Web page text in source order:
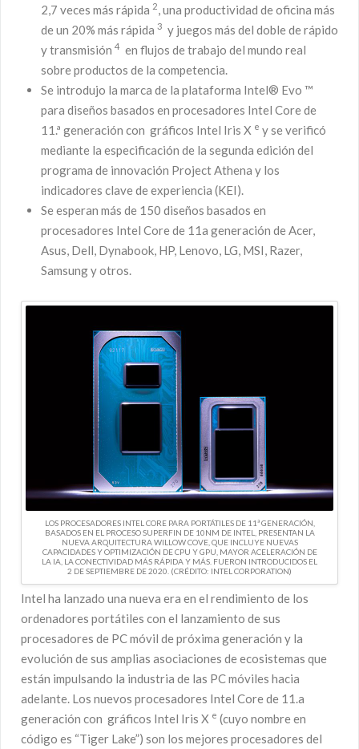
2,7 veces más rápida 2, una productividad de oficina más
de un 20% más rápida 3 y juegos más del doble de rápido
y transmisión 4 en flujos de trabajo del mundo real
sobre productos de la competencia.
Se introdujo la marca de la plataforma Intel® Evo ™
para diseños basados ​​en procesadores Intel Core de
11.ª generación con gráficos Intel Iris X e y se verificó
mediante la especificación de la segunda edición del
programa de innovación Project Athena y los
indicadores clave de experiencia (KEI).
Se esperan más de 150 diseños basados ​​en
procesadores Intel Core de 11a generación de Acer,
Asus, Dell, Dynabook, HP, Lenovo, LG, MSI, Razer,
Samsung y otros.
LOS PROCESADORES INTEL CORE PARA PORTÁTILES DE 11ª GENERACIÓN,
BASADOS EN EL PROCESO SUPERFIN DE 10NM DE INTEL, PRESENTAN LA
NUEVA ARQUITECTURA WILLOW COVE, QUE INCLUYE NUEVAS
CAPACIDADES Y OPTIMIZACIÓN DE CPU Y GPU, MAYOR ACELERACIÓN DE
LA IA, LA CONECTIVIDAD MÁS RÁPIDA Y MÁS. FUERON INTRODUCIDOS EL
2 DE SEPTIEMBRE DE 2020. (CRÉDITO: INTEL CORPORATION)
Intel ha lanzado una nueva era en el rendimiento de los
ordenadores portátiles con el lanzamiento de sus
procesadores de PC móvil de próxima generación y la
evolución de sus amplias asociaciones de ecosistemas que
están impulsando la industria de las PC móviles hacia
adelante. Los nuevos procesadores Intel Core de 11.a
generación con gráficos Intel Iris X e (cuyo nombre en
código es “Tiger Lake”) son los mejores procesadores del